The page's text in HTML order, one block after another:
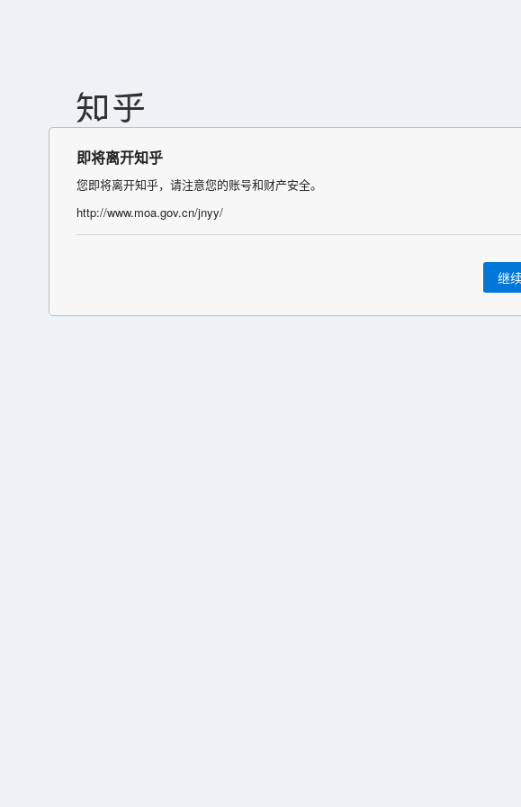
即将离开知乎
您即将离开知乎，请注意您的账号和财产安全。
http://www.moa.gov.cn/jnyy/
继